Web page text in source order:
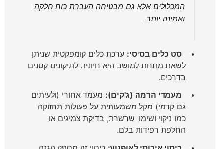
המכלולים אלא גם מבטיחה העברת כוח חלקה
ואמינה יותר.
סט כלים בסיסי: ערכת כלים קומפקטית שניתן
לשאת מתחת למושב היא חיונית לתיקונים קטנים
בדרכים.
מעמדי הרמה (ג'קים): מעמד אחורי (ולעיתים
גם קדמי) מקל משמעותית על פעולות תחזוקה
כמו ניקוי ושימון שרשרת, בדיקת צמיגים או
החלפת רפידות בלם.